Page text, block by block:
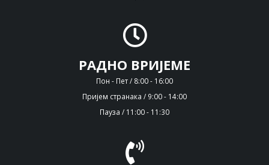
РАДНО ВРИЈЕМЕ
Пон - Пет / 8:00 - 16:00
Пријем странака / 9:00 - 14:00
Пауза / 11:00 - 11:30